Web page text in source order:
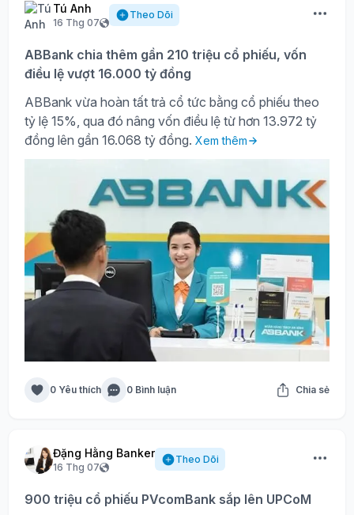
Tú Anh
16 Thg 07
Theo Dõi
ABBank chia thêm gần 210 triệu cổ phiếu, vốn
điều lệ vượt 16.000 tỷ đồng
ABBank vừa hoàn tất trả cổ tức bằng cổ phiếu theo
tỷ lệ 15%, qua đó nâng vốn điều lệ từ hơn 13.972 tỷ
đồng lên gần 16.068 tỷ đồng. Xem thêm
0 Yêu thích 0 Bình luận Chia sẻ
Đặng Hằng Banker
16 Thg 07
Theo Dõi
900 triệu cổ phiếu PVcomBank sắp lên UPCoM